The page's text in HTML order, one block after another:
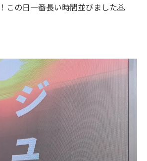
この日一番長い時間並びました🙇